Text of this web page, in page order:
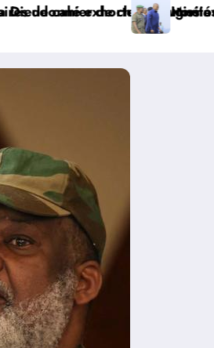
le deuxième quinquennat
et à
: le Gouverneur Jean